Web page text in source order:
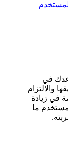
في
والالتزام
في زيادة
ما